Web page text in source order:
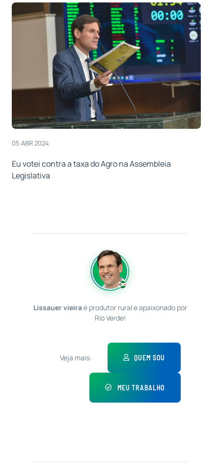
05 ABR 2024
Eu votei contra a taxa do Agro na Assembleia
Legislativa
Lissauer vieiraé produtor rural e apaixonado por
Rio Verde!
Veja mais: QUEM SOU
MEU TRABALHO